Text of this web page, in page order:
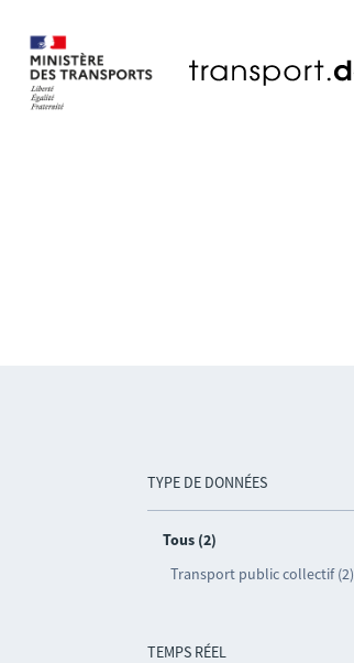
TYPE DE DONNÉES
Tous (2)
Transport public collectif (2)
TEMPS RÉEL